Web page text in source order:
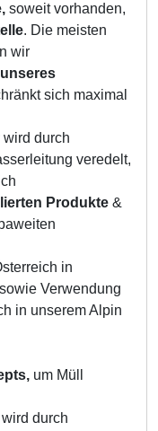
soweit vorhanden,
. Die meisten
wir
sich maximal
wird durch
veredelt,
Produkte &
in
Verwendung
in unserem Alpin
um Müll
wird durch